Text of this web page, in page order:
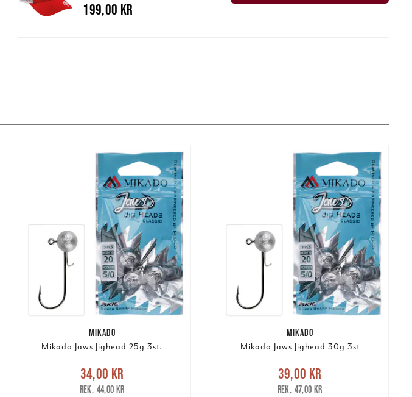
199,00 kr
MIKADO
Mikado Jaws Jighead 25g 3st.
Nuvarande pris
Tidigare pris
34,00 kr
44,00 kr
MIKADO
Mikado Jaws Jighead 30g 3st
Nuvarande pris
Tidigare pris
39,00 kr
47,00 kr